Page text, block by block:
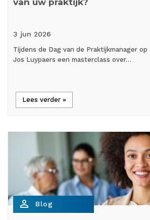
3 jun 2026
Tijdens de Dag van de Praktijkmanager op
Jos Luypaers een masterclass over…
Lees verder »
person_outline Blog